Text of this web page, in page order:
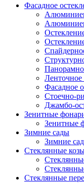
Фасадное
Ленточное
Фасадное
Стоечно-
Джамбо-
Зенитные
Зенитные
Зимние сады
Зимние
Стеклянные
Стеклянные